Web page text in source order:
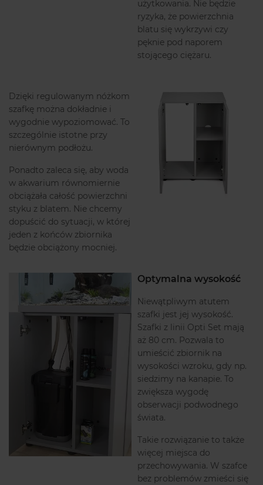
użytkowania. Nie będzie
ryzyka, że powierzchnia
blatu się wykrzywi czy
pęknie pod naporem
stojącego ciężaru.
Dzięki regulowanym nóżkom
szafkę można dokładnie i
wygodnie wypoziomować. To
szczególnie istotne przy
nierównym podłożu.
Ponadto zaleca się, aby woda
w akwarium równomiernie
obciążała całość powierzchni
styku z blatem. Nie chcemy
dopuścić do sytuacji, w której
jeden z końców zbiornika
będzie obciążony mocniej.
Optymalna wysokość
Niewątpliwym atutem
szafki jest jej wysokość.
Szafki z linii Opti Set mają
aż 80 cm. Pozwala to
umieścić zbiornik na
wysokości wzroku, gdy np.
siedzimy na kanapie. To
zwiększa wygodę
obserwacji podwodnego
świata.
Takie rozwiązanie to także
więcej miejsca do
przechowywania. W szafce
bez problemów zmieści się